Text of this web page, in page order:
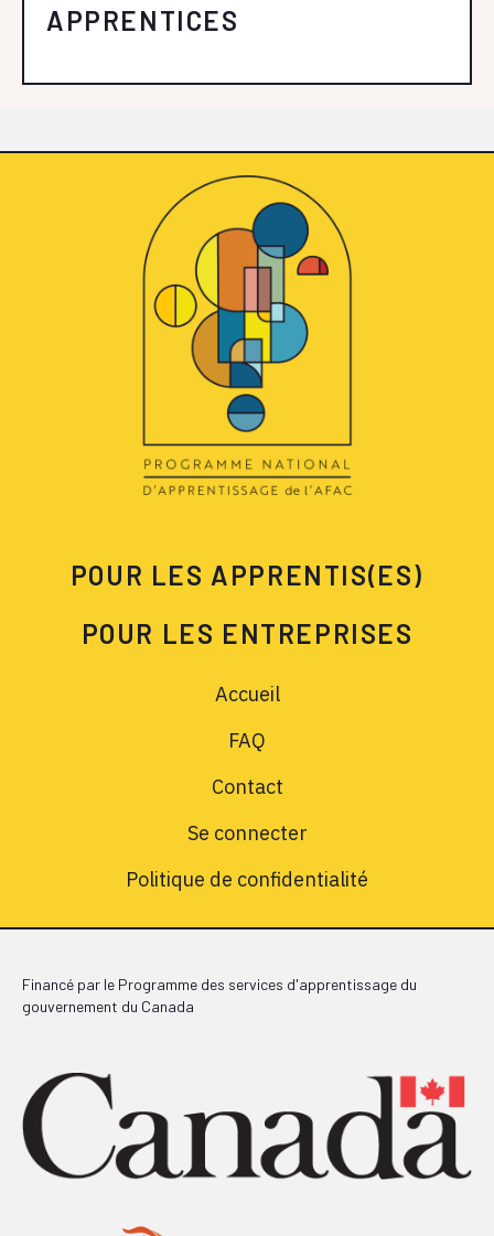
APPRENTICES
POUR LES APPRENTIS(ES)
POUR LES ENTREPRISES
Accueil
FAQ
Contact
Se connecter
Politique de confidentialité
Financé par le Programme des services d'apprentissage du
gouvernement du Canada